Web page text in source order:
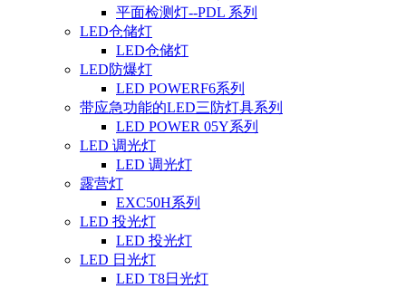
平面检测灯--PDL 系列
LED仓储灯
LED仓储灯
LED防爆灯
LED POWERF6系列
带应急功能的LED三防灯具系列
LED POWER 05Y系列
LED 调光灯
LED 调光灯
露营灯
EXC50H系列
LED 投光灯
LED 投光灯
LED 日光灯
LED T8日光灯